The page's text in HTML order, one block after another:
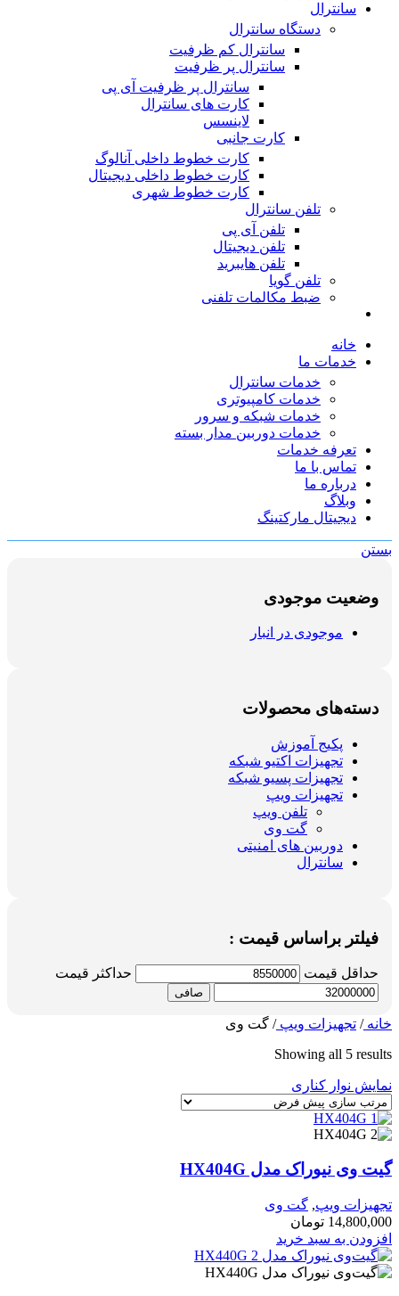
سانترال
دستگاه سانترال
سانترال کم ظرفیت
سانترال پر ظرفیت
سانترال پر ظرفیت آی پی
کارت های سانترال
لاینسس
کارت جانبی
کارت خطوط داخلی آنالوگ
کارت خطوط داخلی دیجیتال
کارت خطوط شهری
تلفن سانترال
تلفن آی پی
تلفن دیجیتال
تلفن هایبرید
تلفن گویا
ضبط مکالمات تلفنی
خانه
خدمات ما
خدمات سانترال
خدمات کامپیوتری
خدمات شبکه و سرور
خدمات دوربین مدار بسته
تعرفه خدمات
تماس با ما
درباره ما
وبلاگ
دیجیتال مارکتینگ
بستن
وضعیت موجودی
موجودی در انبار
دسته‌های محصولات
پکیج آموزش
تجهیزات اکتیو شبکه
تجهیزات پسیو شبکه
تجهیزات ویپ
تلفن ویپ
گت وی
دوربین های امنیتی
سانترال
فیلتر براساس قیمت :
حداقل قیمت حداكثر قيمت
صافی
خانه/ تجهیزات ویپ/ گت وی
Showing all 5 results
نمایش نوار کناری
گیت وی نیوراک مدل HX404G
تجهیزات ویپ, گت وی
14,800,000 تومان
افزودن به سبد خرید